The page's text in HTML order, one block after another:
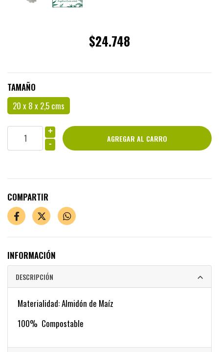
$24.748
TAMAÑO
20 x 8 x 2,5 cms
+
-
COMPARTIR
INFORMACIÓN
DESCRIPCIÓN
Materialidad: Almidón de Maíz
100% Compostable